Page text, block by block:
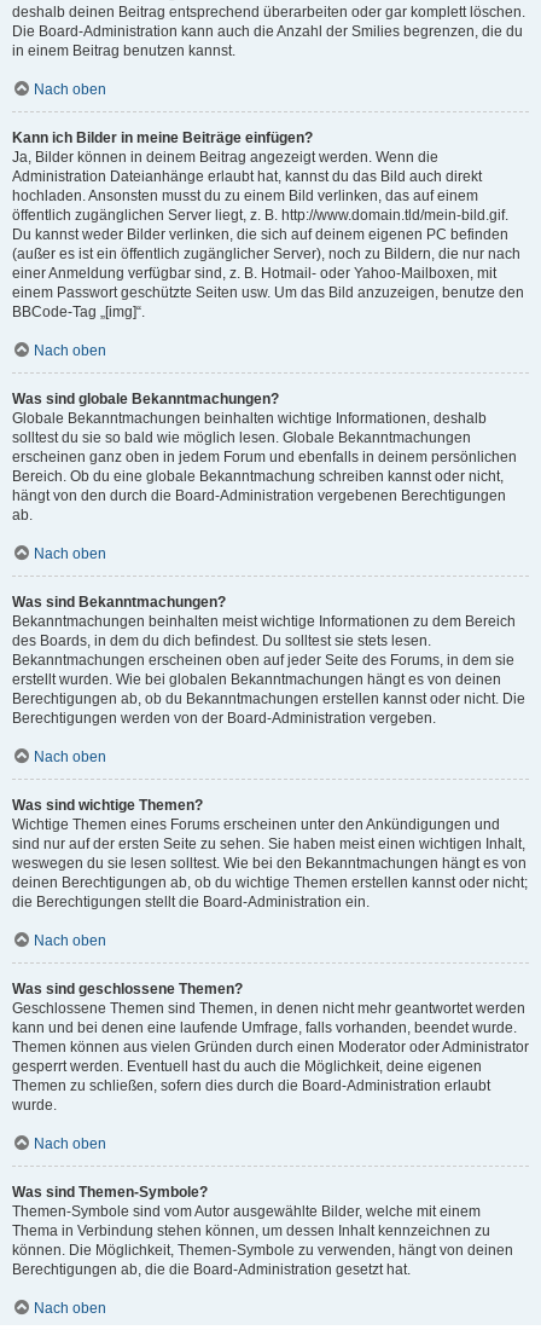
deshalb deinen Beitrag entsprechend überarbeiten oder gar komplett löschen.
Die Board-Administration kann auch die Anzahl der Smilies begrenzen, die du
in einem Beitrag benutzen kannst.
Nach oben
Kann ich Bilder in meine Beiträge einfügen?
Ja, Bilder können in deinem Beitrag angezeigt werden. Wenn die
Administration Dateianhänge erlaubt hat, kannst du das Bild auch direkt
hochladen. Ansonsten musst du zu einem Bild verlinken, das auf einem
öffentlich zugänglichen Server liegt, z. B. http://www.domain.tld/mein-bild.gif.
Du kannst weder Bilder verlinken, die sich auf deinem eigenen PC befinden
(außer es ist ein öffentlich zugänglicher Server), noch zu Bildern, die nur nach
einer Anmeldung verfügbar sind, z. B. Hotmail- oder Yahoo-Mailboxen, mit
einem Passwort geschützte Seiten usw. Um das Bild anzuzeigen, benutze den
BBCode-Tag „[img]“.
Nach oben
Was sind globale Bekanntmachungen?
Globale Bekanntmachungen beinhalten wichtige Informationen, deshalb
solltest du sie so bald wie möglich lesen. Globale Bekanntmachungen
erscheinen ganz oben in jedem Forum und ebenfalls in deinem persönlichen
Bereich. Ob du eine globale Bekanntmachung schreiben kannst oder nicht,
hängt von den durch die Board-Administration vergebenen Berechtigungen
ab.
Nach oben
Was sind Bekanntmachungen?
Bekanntmachungen beinhalten meist wichtige Informationen zu dem Bereich
des Boards, in dem du dich befindest. Du solltest sie stets lesen.
Bekanntmachungen erscheinen oben auf jeder Seite des Forums, in dem sie
erstellt wurden. Wie bei globalen Bekanntmachungen hängt es von deinen
Berechtigungen ab, ob du Bekanntmachungen erstellen kannst oder nicht. Die
Berechtigungen werden von der Board-Administration vergeben.
Nach oben
Was sind wichtige Themen?
Wichtige Themen eines Forums erscheinen unter den Ankündigungen und
sind nur auf der ersten Seite zu sehen. Sie haben meist einen wichtigen Inhalt,
weswegen du sie lesen solltest. Wie bei den Bekanntmachungen hängt es von
deinen Berechtigungen ab, ob du wichtige Themen erstellen kannst oder nicht;
die Berechtigungen stellt die Board-Administration ein.
Nach oben
Was sind geschlossene Themen?
Geschlossene Themen sind Themen, in denen nicht mehr geantwortet werden
kann und bei denen eine laufende Umfrage, falls vorhanden, beendet wurde.
Themen können aus vielen Gründen durch einen Moderator oder Administrator
gesperrt werden. Eventuell hast du auch die Möglichkeit, deine eigenen
Themen zu schließen, sofern dies durch die Board-Administration erlaubt
wurde.
Nach oben
Was sind Themen-Symbole?
Themen-Symbole sind vom Autor ausgewählte Bilder, welche mit einem
Thema in Verbindung stehen können, um dessen Inhalt kennzeichnen zu
können. Die Möglichkeit, Themen-Symbole zu verwenden, hängt von deinen
Berechtigungen ab, die die Board-Administration gesetzt hat.
Nach oben